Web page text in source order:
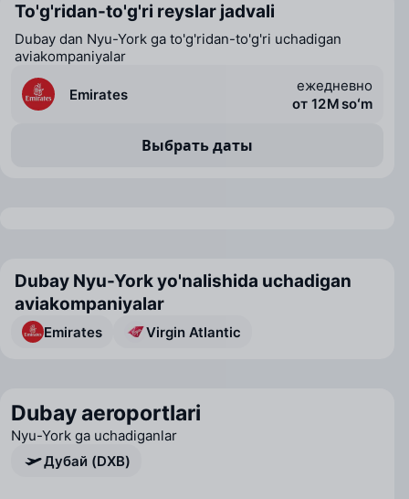
To'g'ridan-to'g'ri reyslar jadvali
Dubay dan Nyu-York ga to'g'ridan-to'g'ri uchadigan
aviakompaniyalar
Emirates
ежедневно
от 12 M soʻm
Выбрать даты
Dubay Nyu-York yo'nalishida uchadigan
aviakompaniyalar
Emirates Virgin Atlantic
Dubay aeroportlari
Nyu-York ga uchadiganlar
Дубай (DXB)